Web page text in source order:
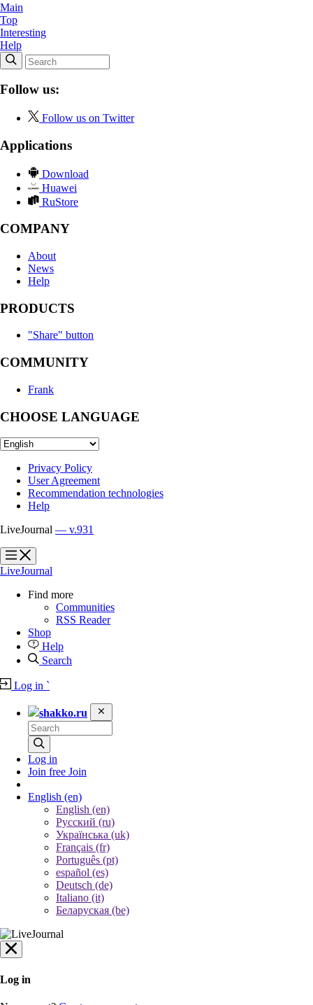
Main
Top
Interesting
Help
Follow us:
Follow us on Twitter
Applications
Download
Huawei
RuStore
COMPANY
About
News
Help
PRODUCTS
"Share" button
COMMUNITY
Frank
CHOOSE LANGUAGE
Privacy Policy
User Agreement
Recommendation technologies
Help
LiveJournal — v.931
?
?
LiveJournal
Find more
Communities
RSS Reader
Shop
Help
Search
Log in `
shakko.ru
Log in
Join free Join
English (en)
English (en)
Русский (ru)
Українська (uk)
Français (fr)
Português (pt)
español (es)
Deutsch (de)
Italiano (it)
Беларуская (be)
Log in